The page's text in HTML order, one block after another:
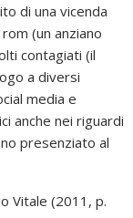
di una vicenda
rom (un anziano
contagiati (il
a diversi
media e
anche nei riguardi
presenziato al
Vitale (2011, p.